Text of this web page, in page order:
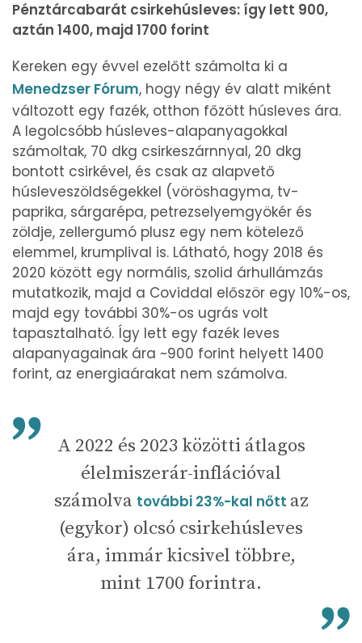
Pénztárcabarát csirkehúsleves: így lett 900,
aztán 1400, majd 1700 forint
Kereken egy évvel ezelőtt számolta ki a
Menedzser Fórum, hogy négy év alatt miként
változott egy fazék, otthon főzött húsleves ára.
A legolcsóbb húsleves-alapanyagokkal
számoltak, 70 dkg csirkeszárnnyal, 20 dkg
bontott csirkével, és csak az alapvető
húsleveszöldségekkel (vöröshagyma, tv-
paprika, sárgarépa, petrezselyemgyökér és
zöldje, zellergumó plusz egy nem kötelező
elemmel, krumplival is. Látható, hogy 2018 és
2020 között egy normális, szolid árhullámzás
mutatkozik, majd a Coviddal először egy 10%-os,
majd egy további 30%-os ugrás volt
tapasztalható. Így lett egy fazék leves
alapanyagainak ára ~900 forint helyett 1400
forint, az energiaárakat nem számolva.
A 2022 és 2023 közötti átlagos
élelmiszerár-inflációval
számolva további 23%-kal nőtt az
(egykor) olcsó csirkehúsleves
ára, immár kicsivel többre,
mint 1700 forintra.